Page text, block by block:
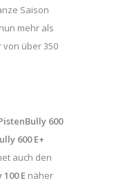
Saison
mehr als
von über 350
600
600 E+
auch den
E näher